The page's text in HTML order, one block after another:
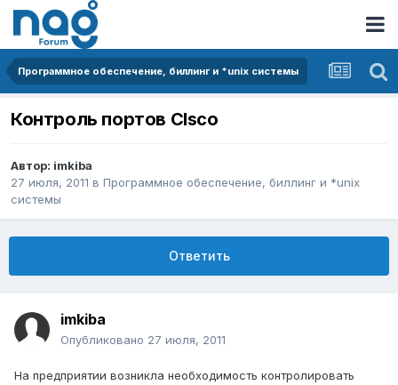
Программное обеспечение, биллинг и *unix системы
Контроль портов CIsco
Автор: imkiba
27 июля, 2011 в Программное обеспечение, биллинг и *unix
системы
Ответить
imkiba
Опубликовано 27 июля, 2011
На предприятии возникла необходимость контролировать